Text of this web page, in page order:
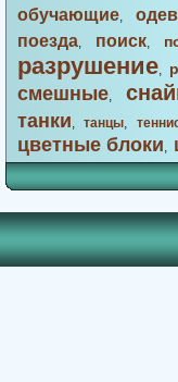
обучающие,
поезда, поиск,
разрушение,
смешные,
танки,танцы,
цветные блоки,